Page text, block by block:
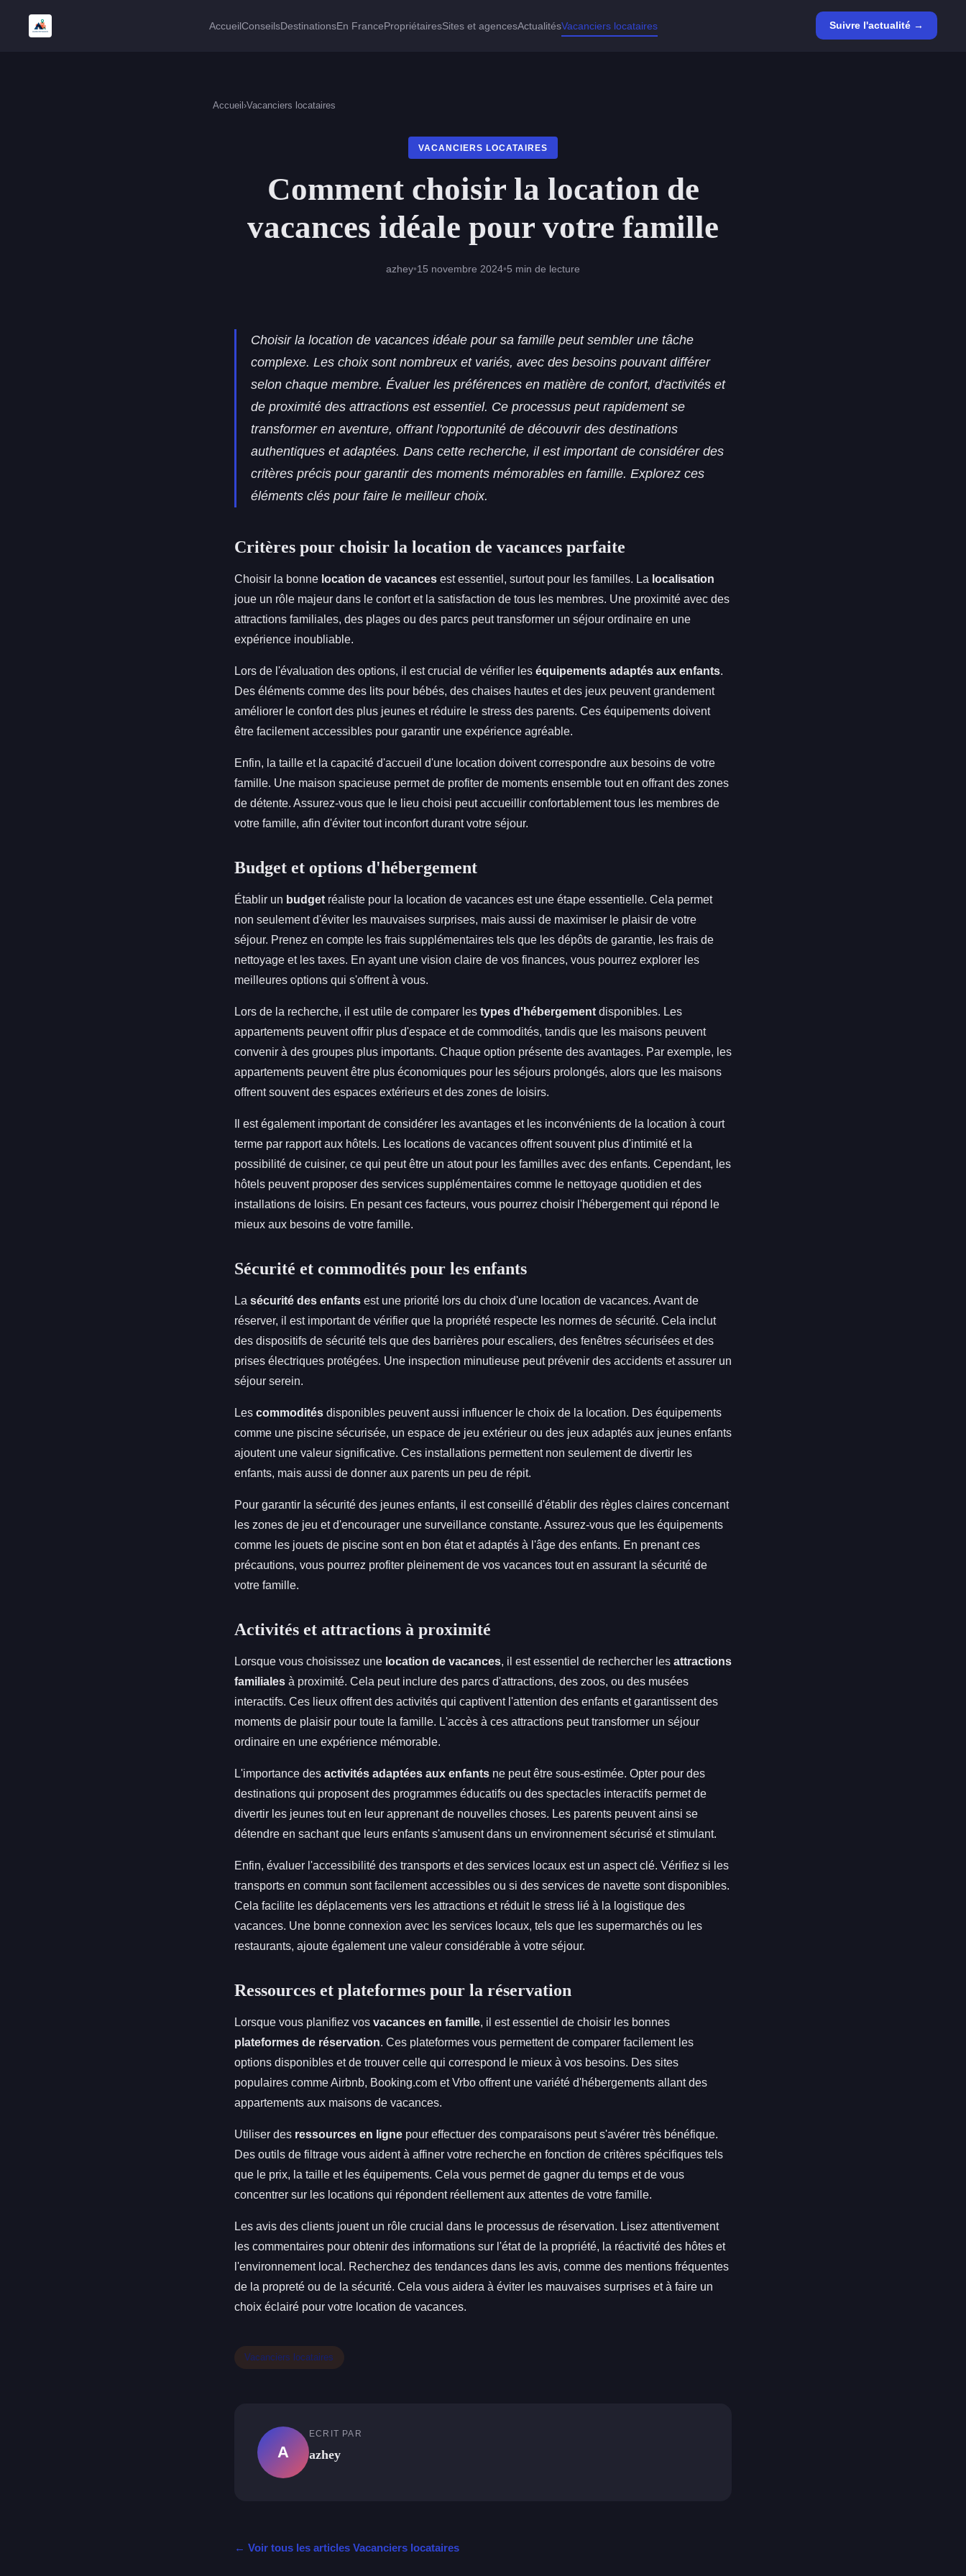
AccueilConseilsDestinationsEn FrancePropriétairesSites et agencesActualitésVacanciers locataires Suivre l'actualité →
Accueil ›Vacanciers locataires
VACANCIERS LOCATAIRES
Comment choisir la location de
vacances idéale pour votre famille
azhey•15 novembre 2024•5 min de lecture
Choisir la location de vacances idéale pour sa famille peut sembler une tâche
complexe. Les choix sont nombreux et variés, avec des besoins pouvant différer
selon chaque membre. Évaluer les préférences en matière de confort, d'activités et
de proximité des attractions est essentiel. Ce processus peut rapidement se
transformer en aventure, offrant l'opportunité de découvrir des destinations
authentiques et adaptées. Dans cette recherche, il est important de considérer des
critères précis pour garantir des moments mémorables en famille. Explorez ces
éléments clés pour faire le meilleur choix.
Critères pour choisir la location de vacances parfaite
Choisir la bonne location de vacances est essentiel, surtout pour les familles. La localisation
joue un rôle majeur dans le confort et la satisfaction de tous les membres. Une proximité avec des
attractions familiales, des plages ou des parcs peut transformer un séjour ordinaire en une
expérience inoubliable.
Lors de l'évaluation des options, il est crucial de vérifier les équipements adaptés aux enfants.
Des éléments comme des lits pour bébés, des chaises hautes et des jeux peuvent grandement
améliorer le confort des plus jeunes et réduire le stress des parents. Ces équipements doivent
être facilement accessibles pour garantir une expérience agréable.
Enfin, la taille et la capacité d'accueil d'une location doivent correspondre aux besoins de votre
famille. Une maison spacieuse permet de profiter de moments ensemble tout en offrant des zones
de détente. Assurez-vous que le lieu choisi peut accueillir confortablement tous les membres de
votre famille, afin d'éviter tout inconfort durant votre séjour.
Budget et options d'hébergement
Établir un budget réaliste pour la location de vacances est une étape essentielle. Cela permet
non seulement d'éviter les mauvaises surprises, mais aussi de maximiser le plaisir de votre
séjour. Prenez en compte les frais supplémentaires tels que les dépôts de garantie, les frais de
nettoyage et les taxes. En ayant une vision claire de vos finances, vous pourrez explorer les
meilleures options qui s'offrent à vous.
Lors de la recherche, il est utile de comparer les types d'hébergement disponibles. Les
appartements peuvent offrir plus d'espace et de commodités, tandis que les maisons peuvent
convenir à des groupes plus importants. Chaque option présente des avantages. Par exemple, les
appartements peuvent être plus économiques pour les séjours prolongés, alors que les maisons
offrent souvent des espaces extérieurs et des zones de loisirs.
Il est également important de considérer les avantages et les inconvénients de la location à court
terme par rapport aux hôtels. Les locations de vacances offrent souvent plus d'intimité et la
possibilité de cuisiner, ce qui peut être un atout pour les familles avec des enfants. Cependant, les
hôtels peuvent proposer des services supplémentaires comme le nettoyage quotidien et des
installations de loisirs. En pesant ces facteurs, vous pourrez choisir l'hébergement qui répond le
mieux aux besoins de votre famille.
Sécurité et commodités pour les enfants
La sécurité des enfants est une priorité lors du choix d'une location de vacances. Avant de
réserver, il est important de vérifier que la propriété respecte les normes de sécurité. Cela inclut
des dispositifs de sécurité tels que des barrières pour escaliers, des fenêtres sécurisées et des
prises électriques protégées. Une inspection minutieuse peut prévenir des accidents et assurer un
séjour serein.
Les commodités disponibles peuvent aussi influencer le choix de la location. Des équipements
comme une piscine sécurisée, un espace de jeu extérieur ou des jeux adaptés aux jeunes enfants
ajoutent une valeur significative. Ces installations permettent non seulement de divertir les
enfants, mais aussi de donner aux parents un peu de répit.
Pour garantir la sécurité des jeunes enfants, il est conseillé d'établir des règles claires concernant
les zones de jeu et d'encourager une surveillance constante. Assurez-vous que les équipements
comme les jouets de piscine sont en bon état et adaptés à l'âge des enfants. En prenant ces
précautions, vous pourrez profiter pleinement de vos vacances tout en assurant la sécurité de
votre famille.
Activités et attractions à proximité
Lorsque vous choisissez une location de vacances, il est essentiel de rechercher les attractions
familiales à proximité. Cela peut inclure des parcs d'attractions, des zoos, ou des musées
interactifs. Ces lieux offrent des activités qui captivent l'attention des enfants et garantissent des
moments de plaisir pour toute la famille. L'accès à ces attractions peut transformer un séjour
ordinaire en une expérience mémorable.
L'importance des activités adaptées aux enfants ne peut être sous-estimée. Opter pour des
destinations qui proposent des programmes éducatifs ou des spectacles interactifs permet de
divertir les jeunes tout en leur apprenant de nouvelles choses. Les parents peuvent ainsi se
détendre en sachant que leurs enfants s'amusent dans un environnement sécurisé et stimulant.
Enfin, évaluer l'accessibilité des transports et des services locaux est un aspect clé. Vérifiez si les
transports en commun sont facilement accessibles ou si des services de navette sont disponibles.
Cela facilite les déplacements vers les attractions et réduit le stress lié à la logistique des
vacances. Une bonne connexion avec les services locaux, tels que les supermarchés ou les
restaurants, ajoute également une valeur considérable à votre séjour.
Ressources et plateformes pour la réservation
Lorsque vous planifiez vos vacances en famille, il est essentiel de choisir les bonnes
plateformes de réservation. Ces plateformes vous permettent de comparer facilement les
options disponibles et de trouver celle qui correspond le mieux à vos besoins. Des sites
populaires comme Airbnb, Booking.com et Vrbo offrent une variété d'hébergements allant des
appartements aux maisons de vacances.
Utiliser des ressources en ligne pour effectuer des comparaisons peut s'avérer très bénéfique.
Des outils de filtrage vous aident à affiner votre recherche en fonction de critères spécifiques tels
que le prix, la taille et les équipements. Cela vous permet de gagner du temps et de vous
concentrer sur les locations qui répondent réellement aux attentes de votre famille.
Les avis des clients jouent un rôle crucial dans le processus de réservation. Lisez attentivement
les commentaires pour obtenir des informations sur l'état de la propriété, la réactivité des hôtes et
l'environnement local. Recherchez des tendances dans les avis, comme des mentions fréquentes
de la propreté ou de la sécurité. Cela vous aidera à éviter les mauvaises surprises et à faire un
choix éclairé pour votre location de vacances.
Vacanciers locataires
A
ECRIT PAR
azhey
← Voir tous les articles Vacanciers locataires